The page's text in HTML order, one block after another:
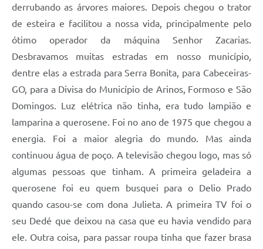
derrubando as árvores maiores. Depois chegou o trator
de esteira e facilitou a nossa vida, principalmente pelo
ótimo operador da máquina Senhor Zacarias.
Desbravamos muitas estradas em nosso município,
dentre elas a estrada para Serra Bonita, para Cabeceiras-
GO, para a Divisa do Município de Arinos, Formoso e São
Domingos. Luz elétrica não tinha, era tudo lampião e
lamparina a querosene. Foi no ano de 1975 que chegou a
energia. Foi a maior alegria do mundo. Mas ainda
continuou água de poço. A televisão chegou logo, mas só
algumas pessoas que tinham. A primeira geladeira a
querosene foi eu quem busquei para o Delio Prado
quando casou-se com dona Julieta. A primeira TV foi o
seu Dedé que deixou na casa que eu havia vendido para
ele. Outra coisa, para passar roupa tinha que fazer brasa